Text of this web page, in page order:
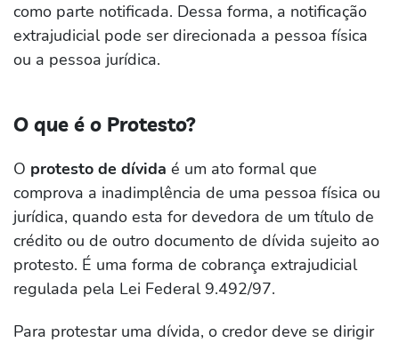
como parte notificada. Dessa forma, a notificação
extrajudicial pode ser direcionada a pessoa física
ou a pessoa jurídica.
O que é o Protesto?
O protesto de dívida é um ato formal que
comprova a inadimplência de uma pessoa física ou
jurídica, quando esta for devedora de um título de
crédito ou de outro documento de dívida sujeito ao
protesto. É uma forma de cobrança extrajudicial
regulada pela Lei Federal 9.492/97.
Para protestar uma dívida, o credor deve se dirigir